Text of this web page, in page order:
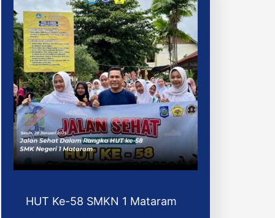
HUT Ke-58 SMKN 1 Mataram